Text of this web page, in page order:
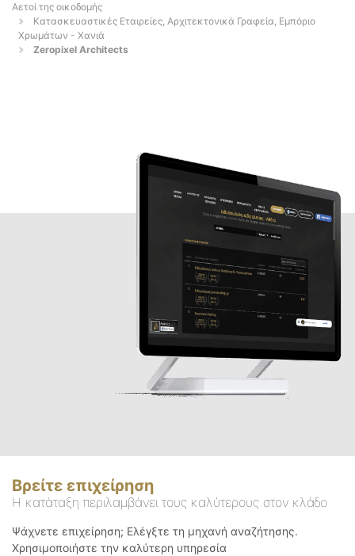
Αετοί της οικοδομής
Κατασκευαστικές Εταιρείες, Αρχιτεκτονικά Γραφεία, Εμπόριο
Χρωμάτων - Χανιά
Zeropixel Architects
Βρείτε επιχείρηση
Η κατάταξη περιλαμβάνει τους καλύτερους στον κλάδο
Ψάχνετε επιχείρηση; Ελέγξτε τη μηχανή αναζήτησης.
Χρησιμοποιήστε την καλύτερη υπηρεσία